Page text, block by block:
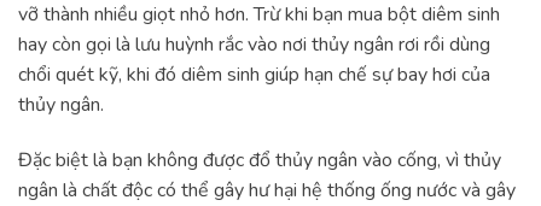
vỡ thành nhiều giọt nhỏ hơn. Trừ khi bạn mua bột diêm sinh
hay còn gọi là lưu huỳnh rắc vào nơi thủy ngân rơi rồi dùng
chổi quét kỹ, khi đó diêm sinh giúp hạn chế sự bay hơi của
thủy ngân.
Đặc biệt là bạn không được đổ thủy ngân vào cống, vì thủy
ngân là chất độc có thể gây hư hại hệ thống ống nước và gây